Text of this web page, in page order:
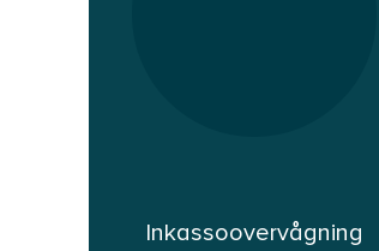
Inkassoovervågning